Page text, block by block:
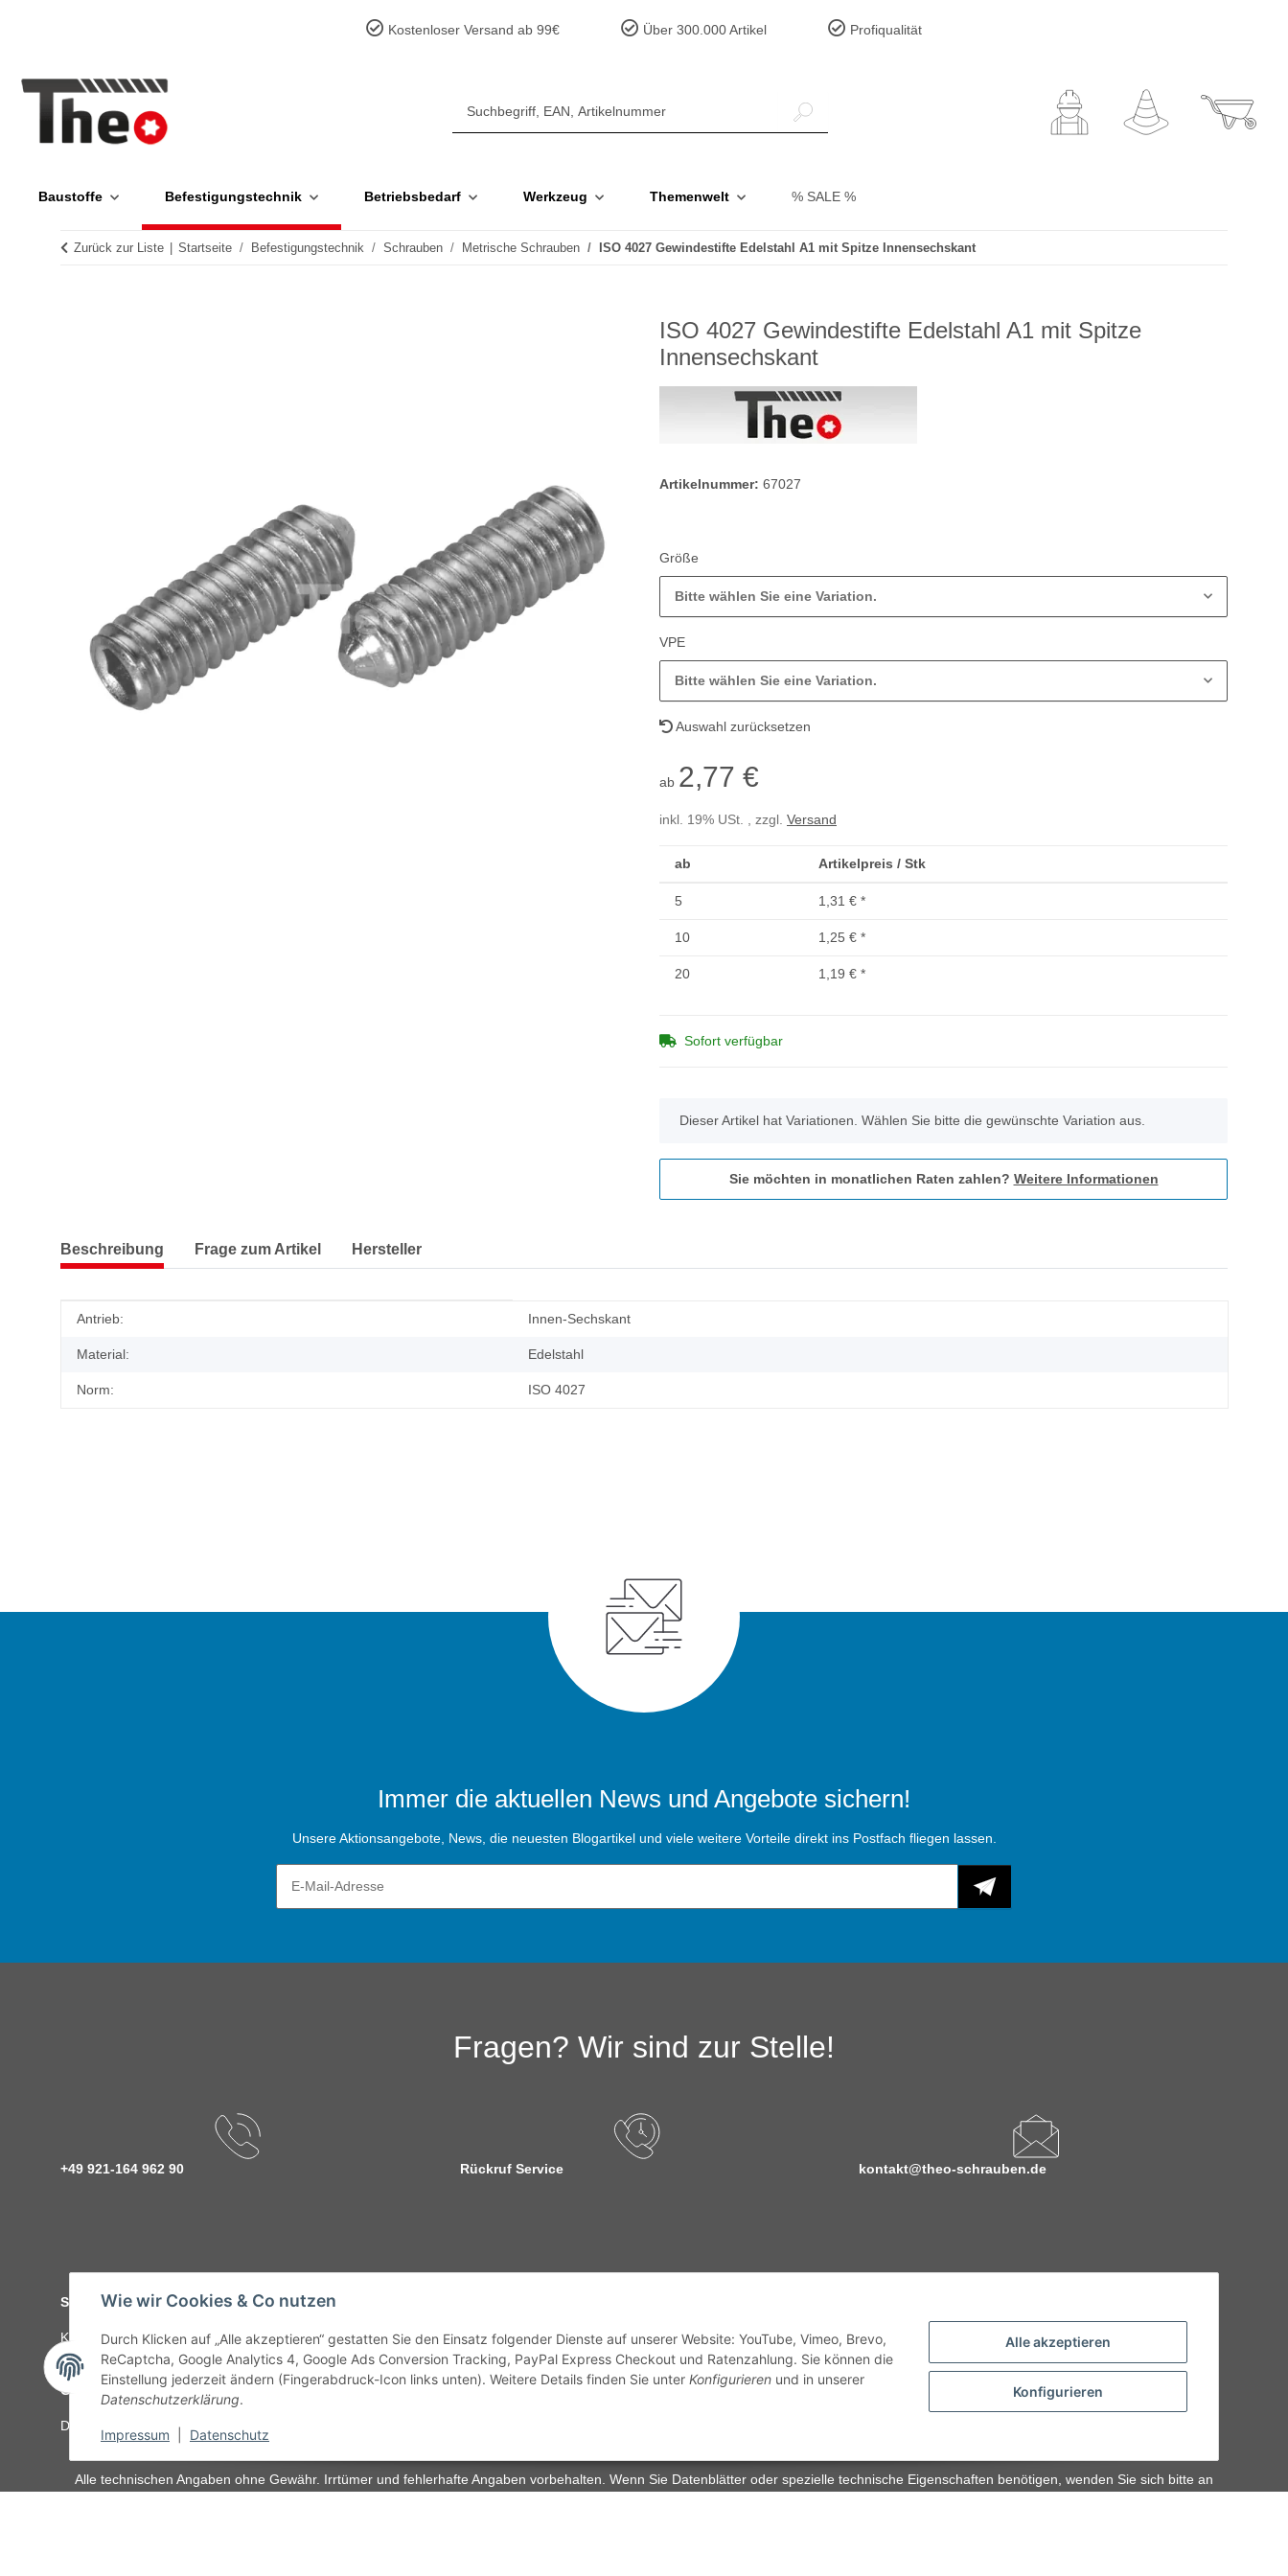
Alle akzeptieren
Konfigurieren
Wie wir Cookies & Co nutzen
Durch Klicken auf „Alle akzeptieren“ gestatten Sie den Einsatz folgender Dienste auf unserer Website: YouTube, Vimeo, Brevo,
ReCaptcha, Google Analytics 4, Google Ads Conversion Tracking, PayPal Express Checkout und Ratenzahlung. Sie können die
Einstellung jederzeit ändern (Fingerabdruck-Icon links unten). Weitere Details finden Sie unter Konfigurieren und in unserer
Datenschutzerklärung.
Impressum Datenschutz
Kostenloser Versand ab 99€ Über 300.000 Artikel Profiqualität
Baustoffe Befestigungstechnik Betriebsbedarf Werkzeug Themenwelt % SALE %
Zurück zur Liste Startseite Befestigungstechnik Schrauben Metrische Schrauben ISO 4027 Gewindestifte Edelstahl A1 mit Spitze Innensechskant
ISO 4027 Gewindestifte Edelstahl A1 mit Spitze
Innensechskant
Artikelnummer: 67027
Größe
Bitte wählen Sie eine Variation.
VPE
Bitte wählen Sie eine Variation.
Auswahl zurücksetzen
ab 2,77 €
inkl. 19% USt. , zzgl. Versand
ab Artikelpreis / Stk
5 1,31 € *
10 1,25 € *
20 1,19 € *
Sofort verfügbar
x
Dieser Artikel hat Variationen. Wählen Sie bitte die gewünschte Variation aus.
Sie möchten in monatlichen Raten zahlen? Weitere Informationen
Beschreibung Frage zum Artikel Hersteller
Produkteigenschaft
Wert
Antrieb: Innen-Sechskant
Material: Edelstahl
Norm: ISO 4027
Immer die aktuellen News und Angebote sichern!
Unsere Aktionsangebote, News, die neuesten Blogartikel und viele weitere Vorteile direkt ins Postfach fliegen lassen.
Fragen? Wir sind zur Stelle!
+49 921-164 962 90 Rückruf Service kontakt@theo-schrauben.de
Service
Kontakt C-Teile Management Sonderteile Karriere Versandinformationen
Gesetzliche Informationen
Datenschutz AGB
Alle technischen Angaben ohne Gewähr. Irrtümer und fehlerhafte Angaben vorbehalten. Wenn Sie Datenblätter oder spezielle technische Eigenschaften benötigen, wenden Sie sich bitte an